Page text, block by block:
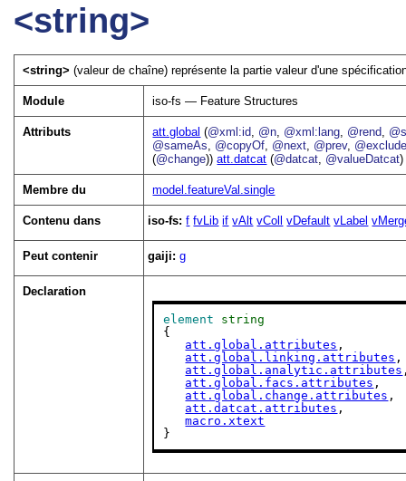
<string>
<string>(valeur de chaîne) représente la partie valeur d'une
Module iso-fs — Feature Structures
Attributs att.global (@xml:id, @n, @xml:lang, @rend,
@sameAs, @copyOf, @next, @prev,
(@change))att.datcat (@datcat, @valueDatcat)
Membre du model.featureVal.single
Contenu dans iso-fs:f fvLib if vAlt vColl vDefault vLabel
Peut contenir gaiji:g
Declaration
element
string
{
att.global.attributes ,
att.global.linking.attributes ,
att.global.analytic.attributes
att.global.facs.attributes ,
att.global.change.attributes ,
att.datcat.attributes ,
macro.xtext
}